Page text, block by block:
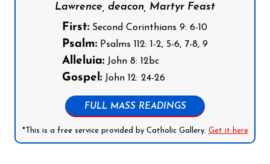
Lawrence, deacon, Martyr Feast
First: Second Corinthians 9: 6-10
Psalm: Psalms 112: 1-2, 5-6, 7-8, 9
Alleluia: John 8: 12bc
Gospel: John 12: 24-26
FULL MASS READINGS
*This is a free service provided by Catholic Gallery. Get it here